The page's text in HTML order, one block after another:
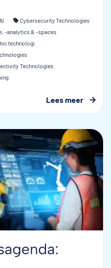
Cybersecurity Technologies
-analytics & -spaces
technologi
Technologies
Lees meer